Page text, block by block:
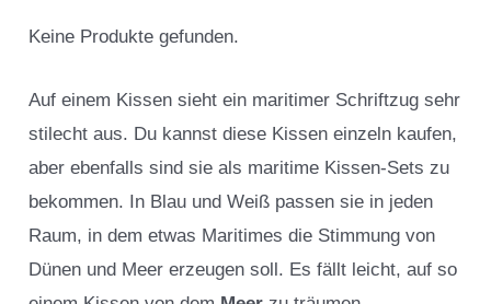
Keine Produkte gefunden.
Auf einem Kissen sieht ein maritimer Schriftzug sehr
stilecht aus. Du kannst diese Kissen einzeln kaufen,
aber ebenfalls sind sie als maritime Kissen-Sets zu
bekommen. In Blau und Weiß passen sie in jeden
Raum, in dem etwas Maritimes die Stimmung von
Dünen und Meer erzeugen soll. Es fällt leicht, auf so